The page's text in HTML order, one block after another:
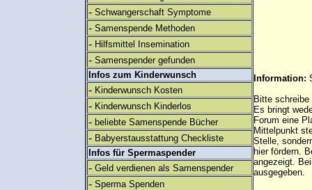
- Schwangerschaft Symptome
- Samenspende Methoden
- Hilfsmittel Insemination
- Samenspender gefunden
Infos zum Kinderwunsch
- Kinderwunsch Kosten
- Kinderwunsch Kinderlos
- beliebte Samenspende Bücher
- Babyerstausstattung Checkliste
Infos für Spermaspender
- Geld verdienen als Samenspender
- Sperma Spenden
Information:
Bitte
Es bringt
Forum eine
Mittelpunkt
Stelle,
hier fördern.
angezeigt.
ausgegeben.